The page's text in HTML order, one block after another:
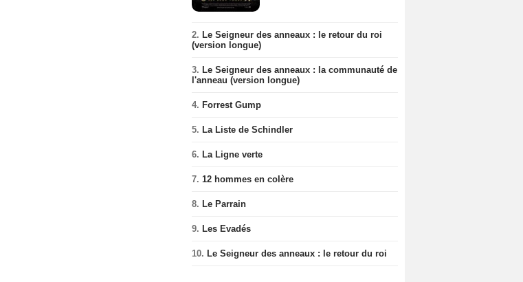
2. Le Seigneur des anneaux : le retour du roi
(version longue)
3. Le Seigneur des anneaux : la communauté de
l'anneau (version longue)
4. Forrest Gump
5. La Liste de Schindler
6. La Ligne verte
7. 12 hommes en colère
8. Le Parrain
9. Les Evadés
10. Le Seigneur des anneaux : le retour du roi